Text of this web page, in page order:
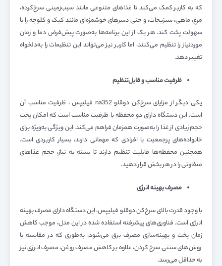
که به کاربر کمک می‌کند تا غذاهای متنوعی مانند سیب‌زمینی سرخ‌کرده،
مرغ، ماهی، سبزیجات، و حتی دسرهای خوشمزه‌ای مانند کیک و کلوچه را با
سهولت پخت کند. هر یک از این برنامه‌ها به‌صورت پیش‌فرض دما و زمان
موردنیاز را تنظیم می‌کنند، اما کاربر نیز می‌تواند این تنظیمات را به‌دلخواه
تغییر دهد.
ظرفیت مناسب و قابل‌تنظیم
یکی دیگر از مزایای سرخ‌کن دوقلو na352 فیلیپس ، ظرفیت مناسب آن
است. این دستگاه دارای دو محفظه با ظرفیت مناسب است که امکان پخت
حجم زیادی از غذا را به‌صورت همزمان فراهم می‌کند. این ویژگی به‌ویژه برای
خانواده‌های پرجمعیت یا افرادی که مهمانی دارند، بسیار کاربردی است.
همچنین محفظه‌ها قابلیت تنظیم دارند تا بسته به نیاز، حجم غذاهای
متفاوتی را در هر بخش قرار دهید.
مصرف بهینه انرژی
با وجود قدرت بالای سرخ‌کن دوقلو فیلیپس، این دستگاه دارای مصرف بهینه
انرژی است. فناوری‌های پیشرفته استفاده شده در این مدل، موجب کاهش
زمان پخت و بهینه‌سازی مصرف برق می‌شود، به‌طوری که در مقایسه با
روش‌های سنتی سرخ کردن، علاوه بر کاهش مصرف روغن، مصرف انرژی نیز
به حداقل می‌رسد.